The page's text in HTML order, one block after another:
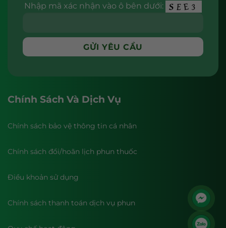
Nhập mã xác nhận vào ô bên dưới:
Chính Sách Và Dịch Vụ
Chính sách bảo vệ thông tin cá nhân
Chính sách đổi/hoãn lịch phun thuốc
Điều khoản sử dụng
Chính sách thanh toán dịch vụ phun